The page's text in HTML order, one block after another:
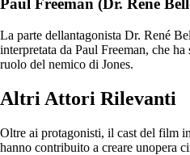
Paul Freeman (Dr. René
La parte dellantagonista Dr. René
interpretata da Paul Freeman, che
ruolo del nemico di Jones.
Altri Attori Rilevanti
Oltre ai protagonisti, il cast del film
hanno contribuito a creare unopera